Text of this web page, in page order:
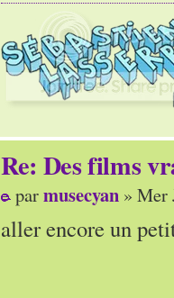
Re: Des films
parmusecyan » Mer
aller encore un